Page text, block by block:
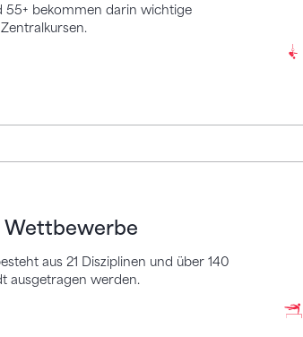
55+ bekommen darin wichtige
Wettbewerbe
aus 21 Disziplinen und über 140
ausgetragen werden.